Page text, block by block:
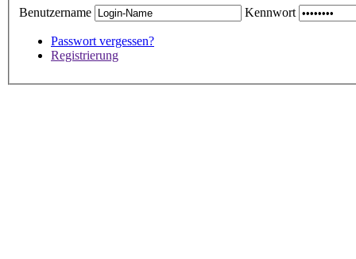
Benutzername
Kennwort
Passwort vergessen?
Registrierung